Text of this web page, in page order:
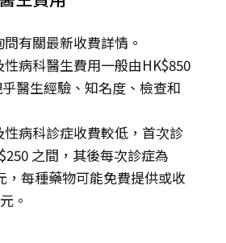
有關最新收費詳情。
病科醫生費用一般由HK$850
醫生經驗、知名度、檢查和
病科診症收費較低，首次診
之間，其後每次診症為
，每種藥物可能免費提供或收
。